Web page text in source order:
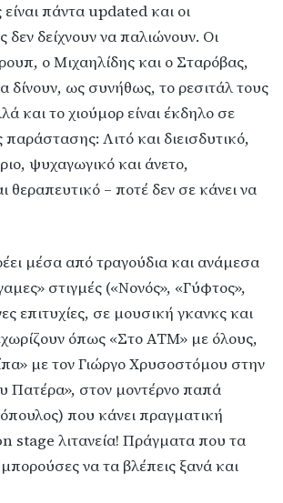
πάντα updated και οι
δεν δείχνουν να παλιώνουν. Οι
ο Μιχαηλίδης και ο Σταρόβας,
δίνουν, ως συνήθως, το ρεσιτάλ τους
και το χιούμορ είναι έκδηλο σε
Λιτό και διεισδυτικό,
ψυχαγωγικό και άνετο,
θεραπευτικό – ποτέ δεν σε κάνει να
μέσα από τραγούδια και ανάμεσα
στιγμές («Νονός», «Γύφτος»,
επιτυχίες, σε μουσική γκανκς και
όπως «Στο ΑΤΜ» με όλους,
με τον Γιώργο Χρυσοστόμου στην
Πατέρα», στον μοντέρνο παπά
που κάνει πραγματική
stage λιτανεία! Πράγματα που τα
να τα βλέπεις ξανά και